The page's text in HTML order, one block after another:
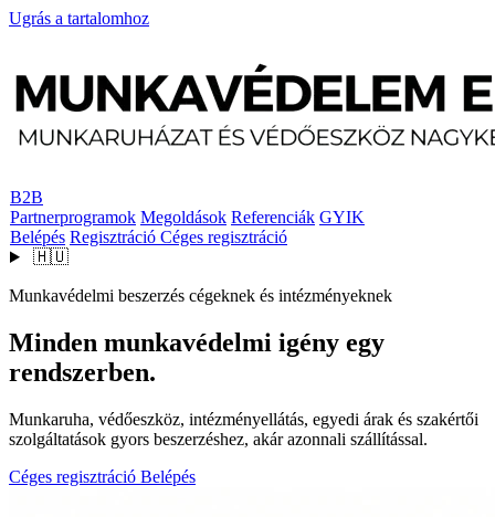
Ugrás a tartalomhoz
B2B
Partnerprogramok Megoldások Referenciák GYIK
Belépés Regisztráció Céges regisztráció
🇭🇺
Munkavédelmi beszerzés cégeknek és intézményeknek
Minden munkavédelmi igény egy
rendszerben.
Munkaruha, védőeszköz, intézményellátás, egyedi árak és szakértői
szolgáltatások gyors beszerzéshez, akár azonnali szállítással.
Céges regisztráció Belépés